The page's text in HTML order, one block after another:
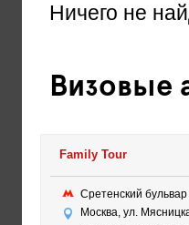
Ничего не
Визовые
Family Tour
Сретенский
Москва, ул.